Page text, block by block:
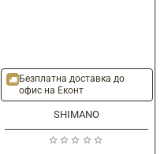
Ново
-20%
Безплатна доставка до
офис на Еконт
SHIMANO